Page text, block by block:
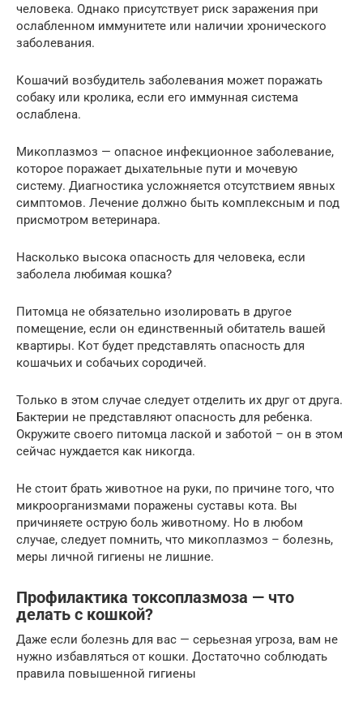
человека. Однако присутствует риск заражения при
ослабленном иммунитете или наличии хронического
заболевания.
Кошачий возбудитель заболевания может поражать
собаку или кролика, если его иммунная система
ослаблена.
Микоплазмоз — опасное инфекционное заболевание,
которое поражает дыхательные пути и мочевую
систему. Диагностика усложняется отсутствием явных
симптомов. Лечение должно быть комплексным и под
присмотром ветеринара.
Насколько высока опасность для человека, если
заболела любимая кошка?
Питомца не обязательно изолировать в другое
помещение, если он единственный обитатель вашей
квартиры. Кот будет представлять опасность для
кошачьих и собачьих сородичей.
Только в этом случае следует отделить их друг от друга.
Бактерии не представляют опасность для ребенка.
Окружите своего питомца лаской и заботой – он в этом
сейчас нуждается как никогда.
Не стоит брать животное на руки, по причине того, что
микроорганизмами поражены суставы кота. Вы
причиняете острую боль животному. Но в любом
случае, следует помнить, что микоплазмоз – болезнь,
меры личной гигиены не лишние.
Профилактика токсоплазмоза — что
делать с кошкой?
Даже если болезнь для вас — серьезная угроза, вам не
нужно избавляться от кошки. Достаточно соблюдать
правила повышенной гигиены